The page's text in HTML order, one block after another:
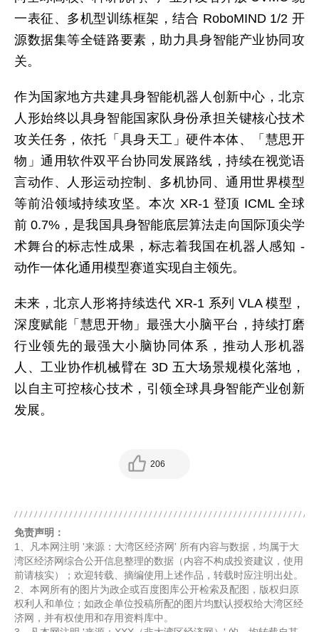
一表征、多机型训练框架，结合 RoboMIND 1/2 开
源数据集等全链路要素，助力具身智能产业协同攻
关。
作为国家地方共建具身智能机器人创新中心，北京
人形始终以具身智能国家队身份承担关键核心技术
攻关任务，依托「具身天工」硬件本体、「慧思开
物」通用软件双平台协同发展路线，持续在视觉语
言动作、人形运动控制、多机协同、通用世界模型
等前沿领域持续攻坚。本次 XR-1 登顶 ICML 全球
前 0.7%，是我国具身智能底层算法走向国际顶尖学
术舞台的标志性成果，标志着我国在机器人感知 -
动作一体化通用模型赛道实现自主领先。
未来，北京人形将持续迭代 XR-1 系列 VLA 模型，
深度赋能「慧思开物」最强大小脑平台，持续打磨
行业领先的最强大小脑协同体系，推动人形机器
人、工业协作机械臂在 3D 五大场景规模化落地，
以自主可控核心技术，引领全球具身智能产业创新
发展。
206
免责声明：
1、凡本网注明 '来源：大湾区经济网' 所有内容与数据，均属于大
湾区经济网综合公开信息整理的数据（内容不构成投资建议，使用
前请核实）；欢迎转载、摘编使用上述作品，转载时应注明出处。
2、本网所有的图片为政企或百度图库公开检索及配图，版权归原
权利人和单位；如政企单位投稿所配的图片均默认授权给大湾区经
济网，并有权使用和存用资料库中。